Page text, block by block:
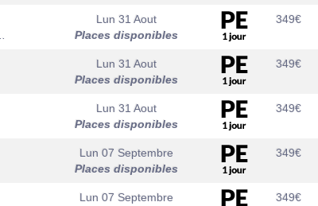
Lun 31 Aout
Places disponibles
349€
Lun 31 Aout
Places disponibles
349€
Lun 31 Aout
Places disponibles
349€
Lun 07 Septembre
Places disponibles
349€
Lun 07 Septembre
349€